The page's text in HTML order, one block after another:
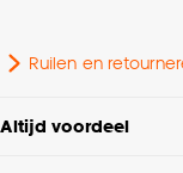
Ruilen en
Altijd voordeel